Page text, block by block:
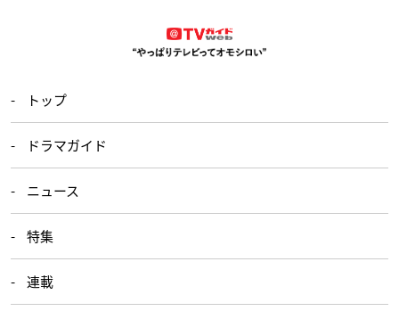
トップ
ドラマガイド
ニュース
特集
連載